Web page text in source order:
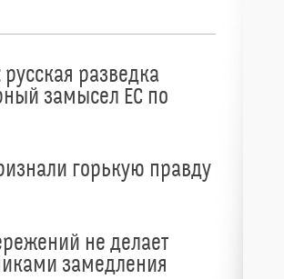
разведка
замысел ЕС по
горькую правду
не делает
замедления